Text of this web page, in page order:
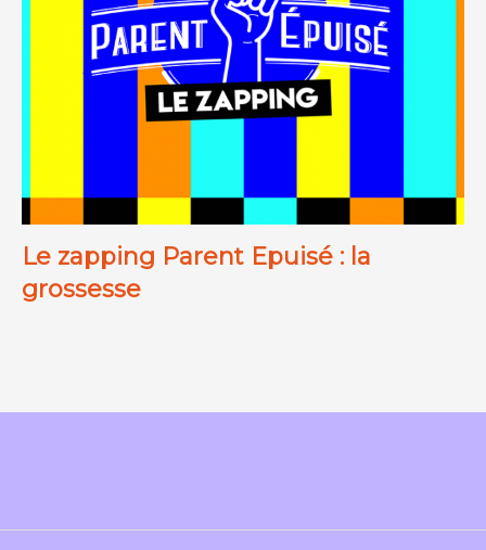
Le zapping Parent Epuisé : la
grossesse